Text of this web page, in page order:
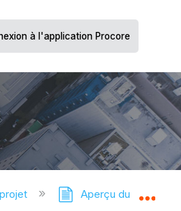
à l'application Procore
Aperçu du projet -